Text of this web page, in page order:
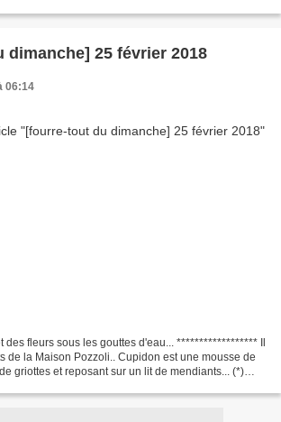
dimanche] 25 février 2018
06:14
des fleurs sous les gouttes d'eau... ****************** Il
de la Maison Pozzoli.. Cupidon est une mousse de
griottes et reposant sur un lit de mendiants... (*)